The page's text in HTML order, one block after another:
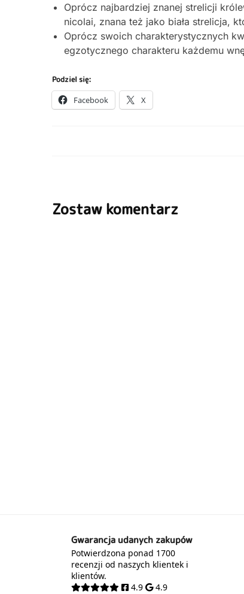
Oprócz najbardziej znanej strelicji
nicolai, znana też jako biała strelicja,
Oprócz swoich charakterystycznych
egzotycznego charakteru każdemu
Podziel się:
Facebook X
Zostaw komentarz
Gwarancja udanych zakupów
Potwierdzona ponad 1700
recenzji od naszych klientek i
klientów.
4.9
4.9